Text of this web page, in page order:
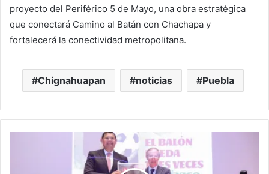
proyecto del Periférico 5 de Mayo, una obra estratégica
que conectará Camino al Batán con Chachapa y
fortalecerá la conectividad metropolitana.
Chignahuapan noticias Puebla